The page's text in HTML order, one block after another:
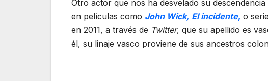
Otro actor que nos ha desvelado su descendencia
en películas como John Wick, El incidente, o
en 2011, a través de Twitter, que su apellido es
él, su linaje vasco proviene de sus ancestros